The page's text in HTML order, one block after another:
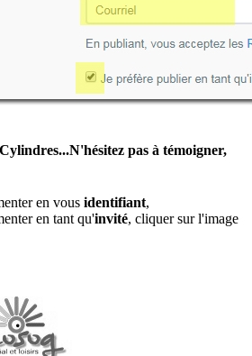
pas à témoigner,
en vous identifiant,
en tant qu'invité, cliquer sur l'image